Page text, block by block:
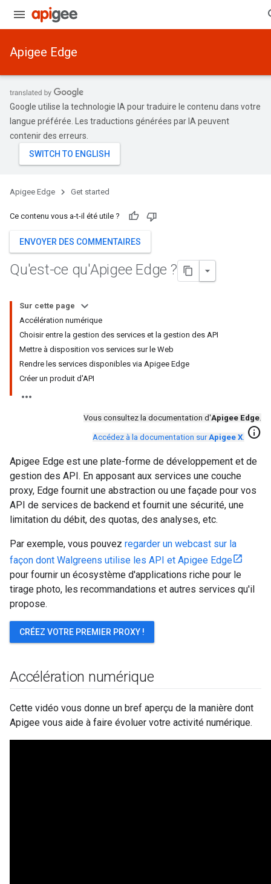
Apigee Edge
Google utilise la technologie IA pour traduire le contenu dans votre
langue préférée. Les traductions générées par IA peuvent
contenir des erreurs.
Apigee Edge Get started
Ce contenu vous a-t-il été utile ?
ENVOYER DES COMMENTAIRES
Qu'est-ce qu'Apigee Edge ?
Sur cette page
Accélération numérique
Choisir entre la gestion des services et la gestion des API
Mettre à disposition vos services sur le Web
Rendre les services disponibles via Apigee Edge
Créer un produit d'API
Vous consultez la documentation d'Apigee Edge.
Accédez à la documentation surApigee X. info
Apigee Edge est une plate-forme de développement et de
gestion des API. En apposant aux services une couche
proxy, Edge fournit une abstraction ou une façade pour vos
API de services de backend et fournit une sécurité, une
limitation du débit, des quotas, des analyses, etc.
Par exemple, vous pouvez regarder un webcast sur la
façon dont Walgreens utilise les API et Apigee Edge
pour fournir un écosystème d'applications riche pour le
tirage photo, les recommandations et autres services qu'il
propose.
CRÉEZ VOTRE PREMIER PROXY !
Accélération numérique
Cette vidéo vous donne un bref aperçu de la manière dont
Apigee vous aide à faire évoluer votre activité numérique.